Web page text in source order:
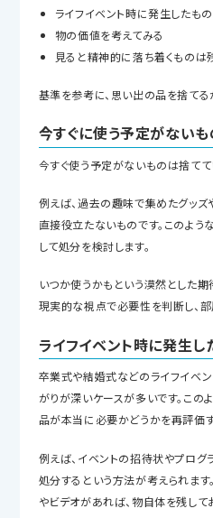
ライフイベント時に発生したも
物の価値を考えてみる
見ると精神的に落ち着くものは
基準を参考に、思い出の品を捨てる
今すぐに使う予定がない
今すぐ使う予定がないものは捨てて
例えば、過去の趣味で集めたグッ
直接役立たないものです。このよ
して処分を検討します。
いつか使うかもという漠然とした期
現実的な視点で必要性を判断し、部
ライフイベント時に発生
卒業式や結婚式などのライフイベ
がりが深いケースが多いです。この
品が本当に必要かどうかを再評価
例えば、イベントの招待状やプロ
処分するという方法が考えられま
やビデオがあれば、物自体を残して